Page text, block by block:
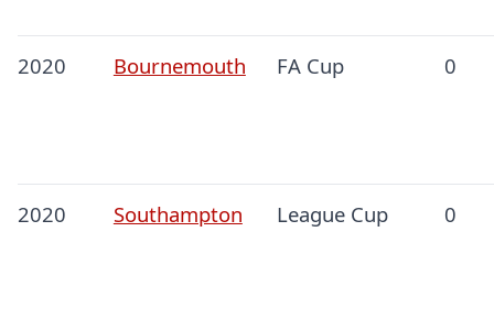
2020 Bournemouth FA Cup 0
2020 Southampton League Cup 0